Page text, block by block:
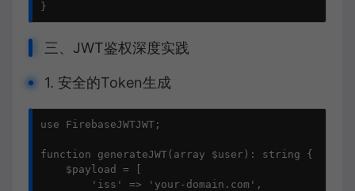
}
三、JWT鉴权深度实践
1. 安全的Token生成
use FirebaseJWTJWT;
function generateJWT(array $user): string {
    $payload = [
        'iss' => 'your-domain.com',